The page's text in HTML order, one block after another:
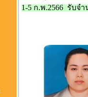
1-5 ก.พ.2566 รับจ